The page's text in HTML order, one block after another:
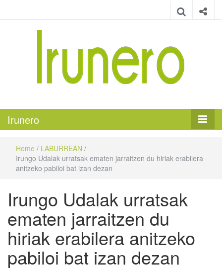
Irunero
Home / LABURREAN /
Irungo Udalak urratsak ematen jarraitzen du hiriak erabilera
anitzeko pabiloi bat izan dezan
Irungo Udalak urratsak
ematen jarraitzen du
hiriak erabilera anitzeko
pabiloi bat izan dezan